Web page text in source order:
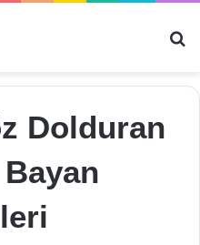
Dolduran